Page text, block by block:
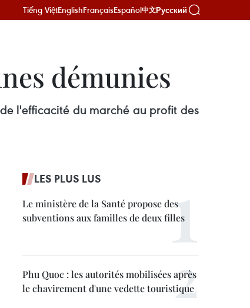
Tiếng ViệtEnglishFrançaisEspañol中文Русский
démunies
l'efficacité du marché au profit des
LES PLUS LUS
Le ministère de la Santé propose des
subventions aux familles de deux filles
Phu Quoc : les autorités mobilisées après
le chavirement d'une vedette touristique